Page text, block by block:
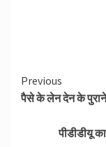
Continue
Reading
Previous
पैसे के लेन देन के पुराने
पीडीडीयू